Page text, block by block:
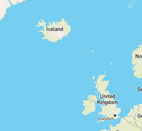
leicht zu folgen
guter Orientierungssinn